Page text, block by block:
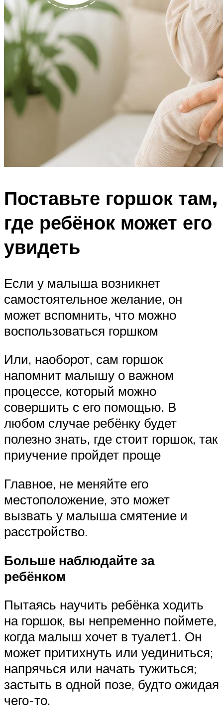
Поставьте горшок там,
где ребёнок может его
увидеть
Если у малыша возникнет
самостоятельное желание, он
может вспомнить, что можно
воспользоваться горшком
Или, наоборот, сам горшок
напомнит малышу о важном
процессе, который можно
совершить с его помощью. В
любом случае ребёнку будет
полезно знать, где стоит горшок, так
приучение пройдет проще
Главное, не меняйте его
местоположение, это может
вызвать у малыша смятение и
расстройство.
Больше наблюдайте за
ребёнком
Пытаясь научить ребёнка ходить
на горшок, вы непременно поймете,
когда малыш хочет в туалет1. Он
может притихнуть или уединиться;
напрячься или начать тужиться;
застыть в одной позе, будто ожидая
чего-то.